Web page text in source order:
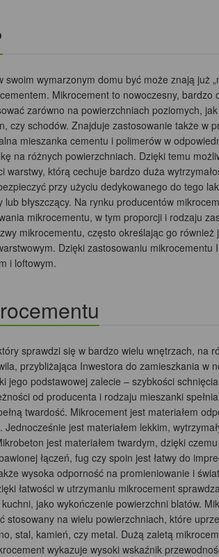
wymarzonym domu być może znają już
Mikrocement to nowoczesny, bardzo
zarówno na powierzchniach poziomych,
czy schodów. Znajduje zastosowanie także w
mieszanka cementu i polimerów w
na różnych powierzchniach. Dzięki temu
którą cechuje bardzo duża
przy użyciu dedykowanego do tego
błyszczący. Na rynku producentów
mikrocementu, w tym proporcji i rodzaju
mikrocementu, często określając go
Dzięki zastosowaniu mikrocementu
i loftowym.
sprawdzi się w bardzo wielu wnętrzach, na
przybliżająca Inwestora do zamieszkania w
jego podstawowej zalecie – szybkości
od producenta i rodzaju mieszanki
twardość. Mikrocement jest materiałem
jest materiałem lekkim,
jest materiałem twardym, dzięki
łączeń, fug czy spoin jest łatwy do
wysoka odporność na promieniowanie i
łatwości w utrzymaniu mikrocement
jako wykończenie powierzchni blatów.
stosowany na wielu powierzchniach, które
stal, kamień, czy metal. Dużą zaletą
wykazuje wysoki wskaźnik